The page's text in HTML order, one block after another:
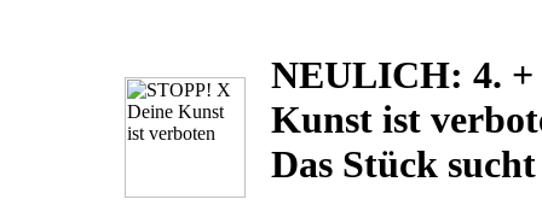
NEULICH: 4. +
Kunst ist
Das Stück